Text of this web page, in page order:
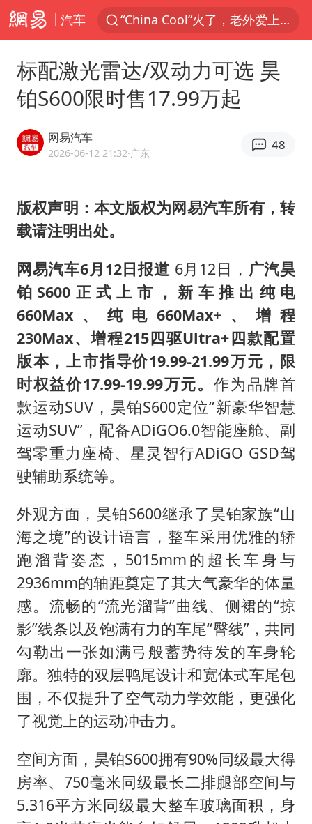
汽车
名创优品一次性内裤 颜面尽失
伊斯兰版北约来了吗
香港宏福苑火灾或由烟头引起
浙江台州《告全体市民书》
多所高校取消艺考
上半年国内居民出游人次34.63亿
陕西柞水泥石流已致2死 仍有1人失联
店主称换“青海拉面”招牌后生意更好
泰国初中生饮弹自尽前开了26枪
22岁女生独闯南太行失联12天
万岁山接盘烂尾恒大文旅城
习近平心系体育强国建设
标配激光雷达/双动力可选 昊
铂S600限时售17.99万起
网易汽车
2026-06-12 21:32·广东
48
版权声明：本文版权为网易汽车所有，转
载请注明出处。
网易汽车6月12日报道 6月12日， 广汽昊
铂S600正式上市，新车推出纯电
660Max、纯电660Max+、增程
230Max、增程215四驱Ultra+四款配置
版本，上市指导价19.99-21.99万元，限
时权益价17.99-19.99万元。作为品牌首
款运动SUV，昊铂S600定位“新豪华智慧
运动SUV”，配备ADiGO6.0智能座舱、副
驾零重力座椅、星灵智行ADiGO GSD驾
驶辅助系统等。
外观方面，昊铂S600继承了昊铂家族“山
海之境”的设计语言，整车采用优雅的轿
跑溜背姿态，5015mm的超长车身与
2936mm的轴距奠定了其大气豪华的体量
感。流畅的“流光溜背”曲线、侧裙的“掠
影”线条以及饱满有力的车尾“臀线”，共同
勾勒出一张如满弓般蓄势待发的车身轮
廓。独特的双层鸭尾设计和宽体式车尾包
围，不仅提升了空气动力学效能，更强化
了视觉上的运动冲击力。
空间方面，昊铂S600拥有90%同级最大得
房率、750毫米同级最长二排腿部空间与
5.316平方米同级最大整车玻璃面积，身